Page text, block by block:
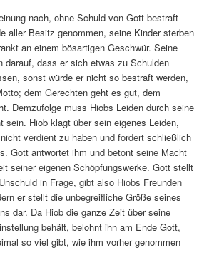
nach, ohne Schuld von Gott bestraft
aller Besitz genommen, seine Kinder sterben
an einem bösartigen Geschwür. Seine
darauf, dass er sich etwas zu Schulden
sonst würde er nicht so bestraft werden,
dem Gerechten geht es gut, dem
Demzufolge muss Hiobs Leiden durch seine
sein. Hiob klagt über sein eigenes Leiden,
verdient zu haben und fordert schließlich
Gott antwortet ihm und betont seine Macht
seiner eigenen Schöpfungswerke. Gott stellt
in Frage, gibt also Hiobs Freunden
er stellt die unbegreifliche Größe seines
dar. Da Hiob die ganze Zeit über seine
behält, belohnt ihn am Ende Gott,
so viel gibt, wie ihm vorher genommen